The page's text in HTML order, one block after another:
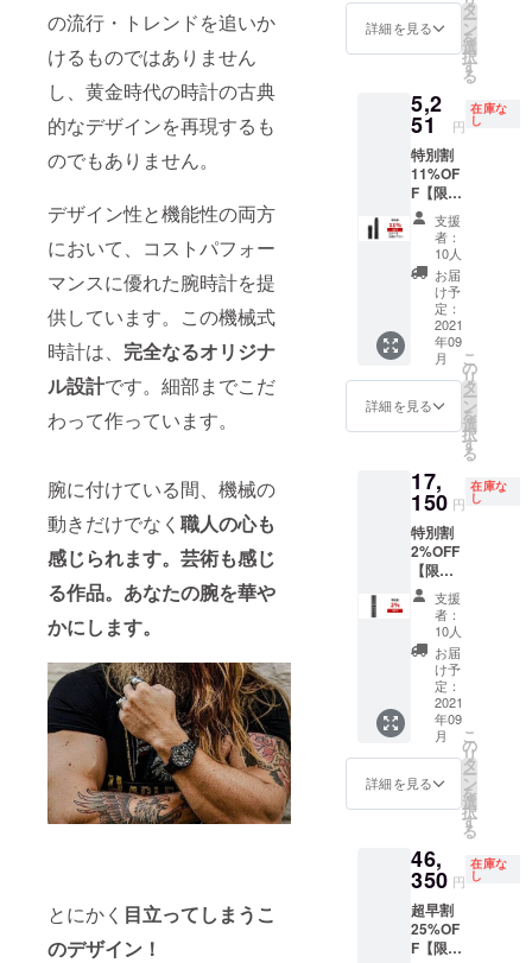
の流行・トレンドを追いか
けるものではありません
し、黄金時代の時計の古典
的なデザインを再現するも
のでもありません。
デザイン性と機能性の両方
において、コストパフォー
マンスに優れた腕時計を提
供しています。この機械式
時計は、 完全なるオリジナ
ル設計です。細部までこだ
わって作っています。
腕に付けている間、機械の
動きだけでなく 職人の心も
感じられます。 芸術も感じ
る作品。あなたの腕を華や
かにします。
とにかく 目立ってしまうこ
のデザイン！
込) 送料
込みの
価格で
種類を
お選び
頂けま
す。
詳細を見る
タ
ー
ン
を
選
択
す
る
5,2
51 円
在庫な
し
特別割
11%OF
F【限定
10名】
レザー
スト
ラップ
5,900円
→5,251
円(税込)
送料込
みの価
格で
す。 ▼
種類を
頂けま
す。
支援
者：
10人
お届
け予
定：
2021
年09
月
詳細を見る
こ
の
リ
タ
ー
ン
を
選
択
す
る
17,
150 円
在庫な
し
特別割
2%OFF
【限定
10名】
スチー
ルブレ
スレッ
ト×1 定
17,500
→17,15
0円(税
込) 送料
込みの
価格で
支援
者：
10人
お届
け予
定：
2021
年09
月
詳細を見る
こ
の
リ
タ
ー
ン
を
選
択
す
る
46,
350 円
在庫な
し
超早割
25%OF
F【限定